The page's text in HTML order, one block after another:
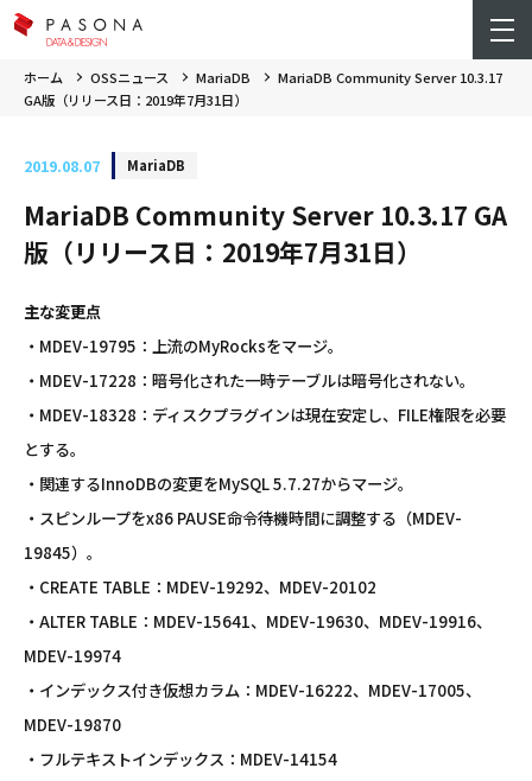
ホーム OSSニュース MariaDB
MariaDB Community Server 10.3.17
GA版（リリース日：2019年7月31日）
2019.08.07 MariaDB
MariaDB Community Server 10.3.17 GA
版（リリース日：2019年7月31日）
主な変更点
・MDEV-19795：上流のMyRocksをマージ。
・MDEV-17228：暗号化された一時テーブルは暗号化されない。
・MDEV-18328：ディスクプラグインは現在安定し、FILE権限を必要
とする。
・関連するInnoDBの変更をMySQL 5.7.27からマージ。
・スピンループをx86 PAUSE命令待機時間に調整する（MDEV-
19845）。
・CREATE TABLE：MDEV-19292、MDEV-20102
・ALTER TABLE：MDEV-15641、MDEV-19630、MDEV-19916、
MDEV-19974
・インデックス付き仮想カラム：MDEV-16222、MDEV-17005、
MDEV-19870
・フルテキストインデックス：MDEV-14154